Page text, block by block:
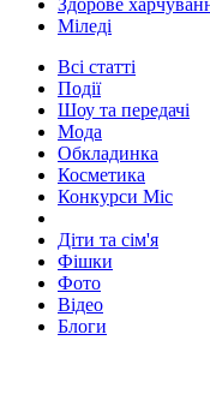
Здорове
Міледі
Всі статті
Події
Шоу та передачі
Мода
Обкладинка
Косметика
Конкурси Міс
Діти та сім'я
Фішки
Фото
Відео
Блоги